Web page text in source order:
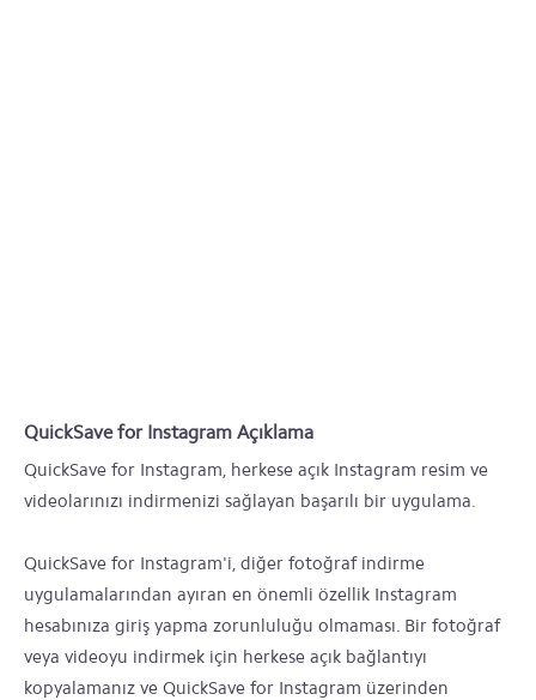
QuickSave for Instagram Açıklama
QuickSave for Instagram, herkese açık Instagram resim ve
videolarınızı indirmenizi sağlayan başarılı bir uygulama.
QuickSave for Instagram'i, diğer fotoğraf indirme
uygulamalarından ayıran en önemli özellik Instagram
hesabınıza giriş yapma zorunluluğu olmaması. Bir fotoğraf
veya videoyu indirmek için herkese açık bağlantıyı
kopyalamanız ve QuickSave for Instagram üzerinden